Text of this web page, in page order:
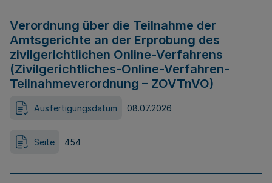
Verordnung über die Teilnahme der
Amtsgerichte an der Erprobung des
zivilgerichtlichen Online-Verfahrens
(Zivilgerichtliches-Online-Verfahren-
Teilnahmeverordnung – ZOVTnVO)
Ausfertigungsdatum 08.07.2026
Seite 454